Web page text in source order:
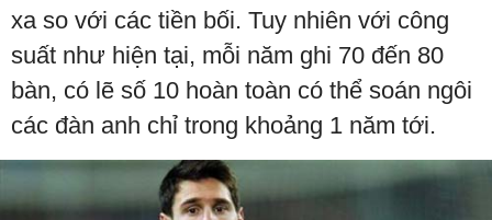
xa so với các tiền bối. Tuy nhiên với công
suất như hiện tại, mỗi năm ghi 70 đến 80
bàn, có lẽ số 10 hoàn toàn có thể soán ngôi
các đàn anh chỉ trong khoảng 1 năm tới.